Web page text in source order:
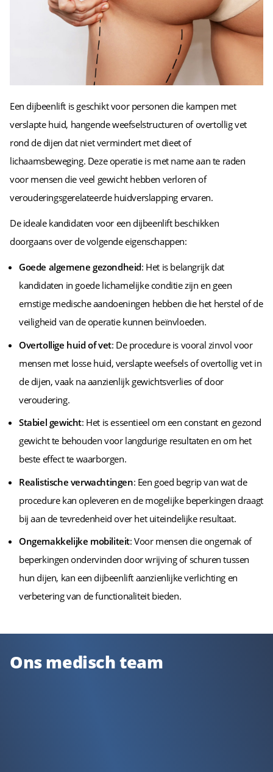
Een dijbeenlift is geschikt voor personen die kampen met
verslapte huid, hangende weefselstructuren of overtollig vet
rond de dijen dat niet vermindert met dieet of
lichaamsbeweging. Deze operatie is met name aan te raden
voor mensen die veel gewicht hebben verloren of
verouderingsgerelateerde huidverslapping ervaren.
De ideale kandidaten voor een dijbeenlift beschikken
doorgaans over de volgende eigenschappen:
Goede algemene gezondheid: Het is belangrijk dat
kandidaten in goede lichamelijke conditie zijn en geen
ernstige medische aandoeningen hebben die het herstel of de
veiligheid van de operatie kunnen beïnvloeden.
Overtollige huid of vet: De procedure is vooral zinvol voor
mensen met losse huid, verslapte weefsels of overtollig vet in
de dijen, vaak na aanzienlijk gewichtsverlies of door
veroudering.
Stabiel gewicht: Het is essentieel om een constant en gezond
gewicht te behouden voor langdurige resultaten en om het
beste effect te waarborgen.
Realistische verwachtingen: Een goed begrip van wat de
procedure kan opleveren en de mogelijke beperkingen draagt
bij aan de tevredenheid over het uiteindelijke resultaat.
Ongemakkelijke mobiliteit: Voor mensen die ongemak of
beperkingen ondervinden door wrijving of schuren tussen
hun dijen, kan een dijbeenlift aanzienlijke verlichting en
verbetering van de functionaliteit bieden.
Ons medisch team